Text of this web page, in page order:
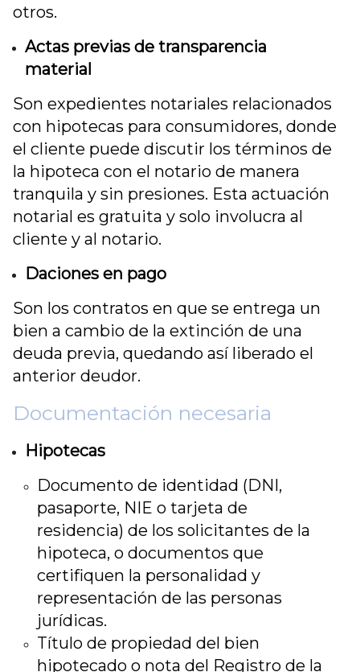
otros.
Actas previas de transparencia
material
Son expedientes notariales relacionados
con hipotecas para consumidores, donde
el cliente puede discutir los términos de
la hipoteca con el notario de manera
tranquila y sin presiones. Esta actuación
notarial es gratuita y solo involucra al
cliente y al notario.
Daciones en pago
Son los contratos en que se entrega un
bien a cambio de la extinción de una
deuda previa, quedando así liberado el
anterior deudor.
Documentación necesaria
Hipotecas
Documento de identidad (DNI,
pasaporte, NIE o tarjeta de
residencia) de los solicitantes de la
hipoteca, o documentos que
certifiquen la personalidad y
representación de las personas
jurídicas.
Título de propiedad del bien
hipotecado o nota del Registro de la